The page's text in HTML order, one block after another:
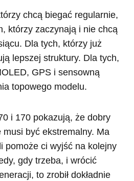
chcą biegać regularnie,
którzy zaczynają i nie chcą
Dla tych, którzy już
lepszej struktury. Dla tych,
GPS i sensowną
topowego modelu.
i 170 pokazują, że dobry
być ekstremalny. Ma
pomoże ci wyjść na kolejny
gdy trzeba, i wrócić
to zrobił dokładnie